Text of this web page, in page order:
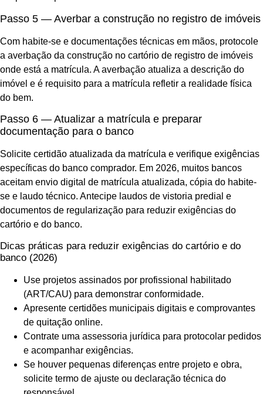
Passo 5 — Averbar a construção no registro de imóveis
Com habite-se e documentações técnicas em mãos, protocole
a averbação da construção no cartório de registro de imóveis
onde está a matrícula. A averbação atualiza a descrição do
imóvel e é requisito para a matrícula refletir a realidade física
do bem.
Passo 6 — Atualizar a matrícula e preparar
documentação para o banco
Solicite certidão atualizada da matrícula e verifique exigências
específicas do banco comprador. Em 2026, muitos bancos
aceitam envio digital de matrícula atualizada, cópia do habite-
se e laudo técnico. Antecipe laudos de vistoria predial e
documentos de regularização para reduzir exigências do
cartório e do banco.
Dicas práticas para reduzir exigências do cartório e do
banco (2026)
Use projetos assinados por profissional habilitado
(ART/CAU) para demonstrar conformidade.
Apresente certidões municipais digitais e comprovantes
de quitação online.
Contrate uma assessoria jurídica para protocolar pedidos
e acompanhar exigências.
Se houver pequenas diferenças entre projeto e obra,
solicite termo de ajuste ou declaração técnica do